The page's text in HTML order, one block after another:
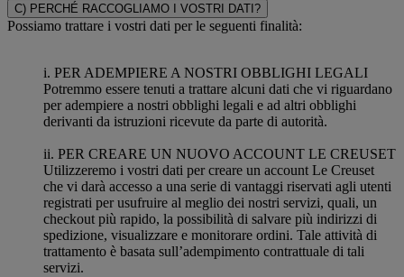
C) PERCHÉ RACCOGLIAMO I VOSTRI DATI?
Possiamo trattare i vostri dati per le seguenti finalità:
i. PER ADEMPIERE A NOSTRI OBBLIGHI LEGALI
Potremmo essere tenuti a trattare alcuni dati che vi riguardano
per adempiere a nostri obblighi legali e ad altri obblighi
derivanti da istruzioni ricevute da parte di autorità.
ii. PER CREARE UN NUOVO ACCOUNT LE CREUSET
Utilizzeremo i vostri dati per creare un account Le Creuset
che vi darà accesso a una serie di vantaggi riservati agli utenti
registrati per usufruire al meglio dei nostri servizi, quali, un
checkout più rapido, la possibilità di salvare più indirizzi di
spedizione, visualizzare e monitorare ordini. Tale attività di
trattamento è basata sull’adempimento contrattuale di tali
servizi.